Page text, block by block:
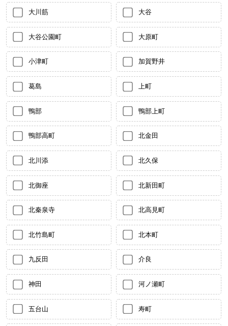
大川筋 大谷
大谷公園町 大原町
小津町 加賀野井
葛島 上町
鴨部 鴨部上町
鴨部高町 北金田
北川添 北久保
北御座 北新田町
北秦泉寺 北高見町
北竹島町 北本町
九反田 介良
神田 河ノ瀬町
五台山 寿町